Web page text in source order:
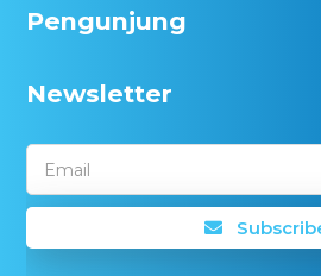
Pengunjung
Newsletter
Email